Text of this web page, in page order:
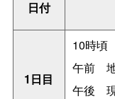
日付
1日目
10時頃
午前
午後